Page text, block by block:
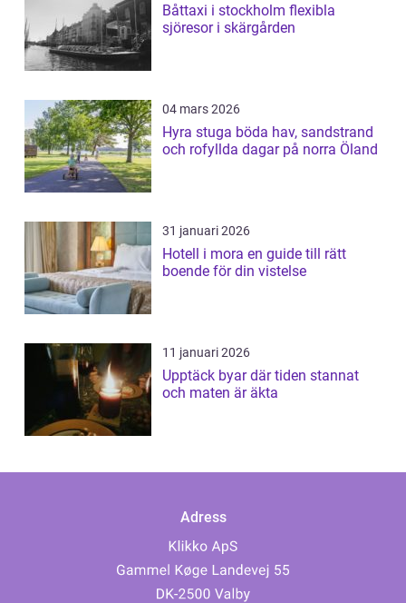
Båttaxi i stockholm flexibla
sjöresor i skärgården
04 mars 2026
Hyra stuga böda hav, sandstrand
och rofyllda dagar på norra Öland
31 januari 2026
Hotell i mora en guide till rätt
boende för din vistelse
11 januari 2026
Upptäck byar där tiden stannat
och maten är äkta
Adress